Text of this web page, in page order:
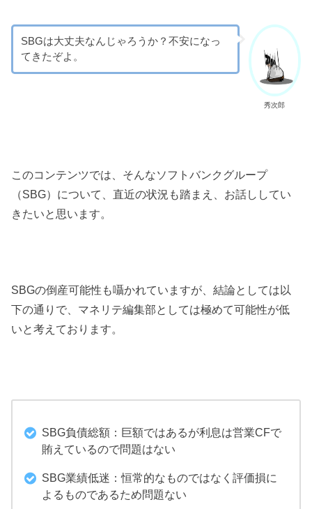
秀次郎
SBGは大丈夫なんじゃろうか？不安になっ
てきたぞよ。
このコンテンツでは、そんなソフトバンクグループ
（SBG）について、直近の状況も踏まえ、お話ししてい
きたいと思います。
SBGの倒産可能性も囁かれていますが、結論としては以
下の通りで、マネリテ編集部としては極めて可能性が低
いと考えております。
SBG負債総額：巨額ではあるが利息は営業CFで
賄えているので問題はない
SBG業績低迷：恒常的なものではなく評価損に
よるものであるため問題ない